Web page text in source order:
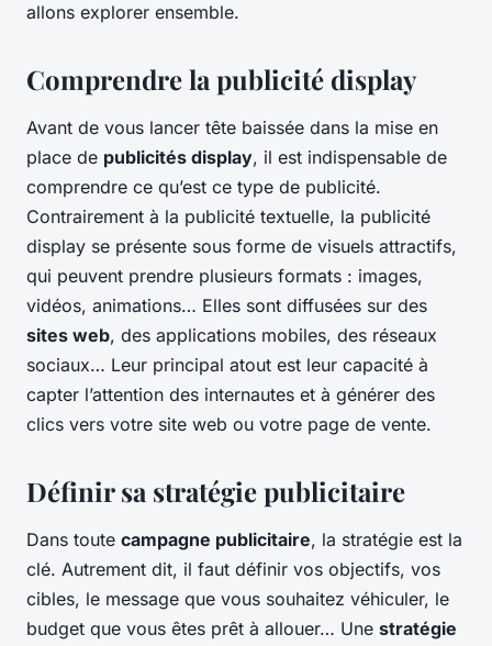
allons explorer ensemble.
Comprendre la publicité display
Avant de vous lancer tête baissée dans la mise en
place de publicités display, il est indispensable de
comprendre ce qu’est ce type de publicité.
Contrairement à la publicité textuelle, la publicité
display se présente sous forme de visuels attractifs,
qui peuvent prendre plusieurs formats : images,
vidéos, animations… Elles sont diffusées sur des
sites web, des applications mobiles, des réseaux
sociaux… Leur principal atout est leur capacité à
capter l’attention des internautes et à générer des
clics vers votre site web ou votre page de vente.
Définir sa stratégie publicitaire
Dans toute campagne publicitaire, la stratégie est la
clé. Autrement dit, il faut définir vos objectifs, vos
cibles, le message que vous souhaitez véhiculer, le
budget que vous êtes prêt à allouer… Une stratégie